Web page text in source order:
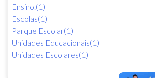
Ensino.(1)
Escolas(1)
Parque Escolar(1)
Unidades Educacionais(1)
Unidades Escolares(1)